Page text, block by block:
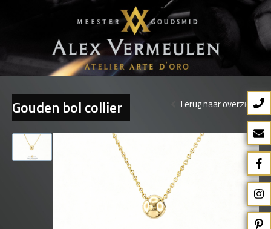
Terug naar overzicht
Gouden bol collier